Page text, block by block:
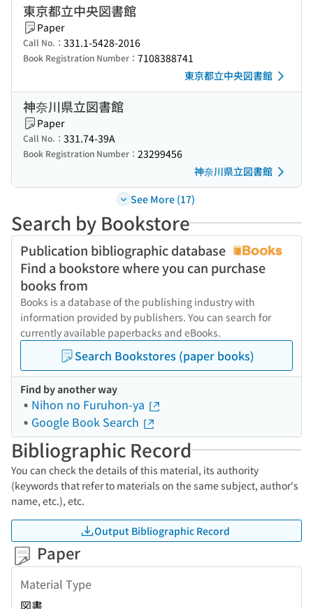
東京都立中央図書館
Paper
Call No.： 331.1-5428-2016
Book Registration Number： 7108388741
東京都立中央図書館
神奈川県立図書館
Paper
Call No.： 331.74-39A
Book Registration Number： 23299456
神奈川県立図書館
See More (17)
Search by Bookstore
Publication bibliographic database
Find a bookstore where you can purchase
books from
Books is a database of the publishing industry with
information provided by publishers. You can search for
currently available paperbacks and eBooks.
Search Bookstores (paper books)
Find by another way
Nihon no Furuhon-ya
Google Book Search
Bibliographic Record
You can check the details of this material, its authority
(keywords that refer to materials on the same subject, author's
name, etc.), etc.
Output Bibliographic Record
Paper
Material Type
図書